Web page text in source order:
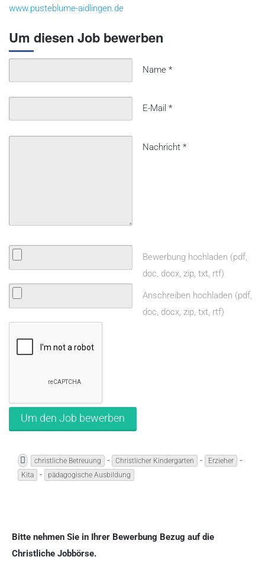
www.pusteblume-aidlingen.de
Um diesen Job bewerben
Name *
E-Mail *
Nachricht *
Bewerbung hochladen (pdf,
doc, docx, zip, txt, rtf)
Anschreiben hochladen (pdf,
doc, docx, zip, txt, rtf)
christliche Betreuung - Christlicher Kindergarten - Erzieher -
Kita - pädagogische Ausbildung
Bitte nehmen Sie in Ihrer Bewerbung Bezug auf die
Christliche Jobbörse.